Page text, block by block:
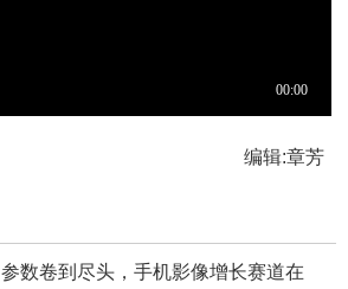
编辑:章芳
参数卷到尽头，手机影像增长赛道在